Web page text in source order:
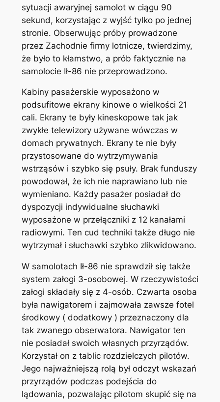
sytuacji awaryjnej samolot w ciągu 90
sekund, korzystając z wyjść tylko po jednej
stronie. Obserwując próby prowadzone
przez Zachodnie firmy lotnicze, twierdzimy,
że było to kłamstwo, a prób faktycznie na
samolocie Ił-86 nie przeprowadzono.
Kabiny pasażerskie wyposażono w
podsufitowe ekrany kinowe o wielkości 21
cali. Ekrany te były kineskopowe tak jak
zwykłe telewizory używane wówczas w
domach prywatnych. Ekrany te nie były
przystosowane do wytrzymywania
wstrząsów i szybko się psuły. Brak funduszy
powodował, że ich nie naprawiano lub nie
wymieniano. Każdy pasażer posiadał do
dyspozycji indywidualne słuchawki
wyposażone w przełączniki z 12 kanałami
radiowymi. Ten cud techniki także długo nie
wytrzymał i słuchawki szybko zlikwidowano.
W samolotach Ił-86 nie sprawdził się także
system załogi 3-osobowej. W rzeczywistości
załogi składały się z 4-osób. Czwarta osoba
była nawigatorem i zajmowała zawsze fotel
środkowy ( dodatkowy ) przeznaczony dla
tak zwanego obserwatora. Nawigator ten
nie posiadał swoich własnych przyrządów.
Korzystał on z tablic rozdzielczych pilotów.
Jego najważniejszą rolą był odczyt wskazań
przyrządów podczas podejścia do
lądowania, pozwalając pilotom skupić się na